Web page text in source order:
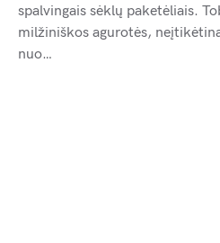
spalvingais sėklų paketėliais.
milžiniškos agurotės,
nuo…